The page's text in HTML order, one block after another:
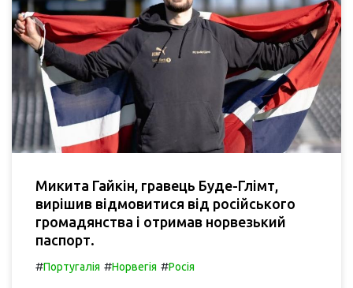
Микита Гайкін, гравець Буде-Глімт,
вирішив відмовитися від російського
громадянства і отримав норвезький
паспорт.
#Португалія #Норвегія #Росія